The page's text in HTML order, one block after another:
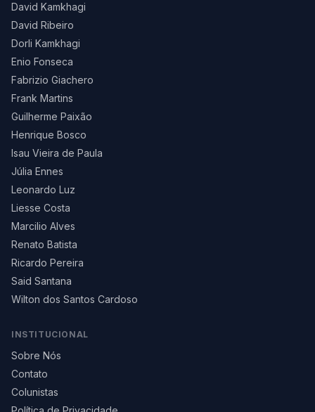
David Kamkhagi
David Ribeiro
Dorli Kamkhagi
Enio Fonseca
Fabrizio Giachero
Frank Martins
Guilherme Paixão
Henrique Bosco
Isau Vieira de Paula
Júlia Ennes
Leonardo Luz
Liesse Costa
Marcilio Alves
Renato Batista
Ricardo Pereira
Said Santana
Wilton dos Santos Cardoso
INSTITUCIONAL
Sobre Nós
Contato
Colunistas